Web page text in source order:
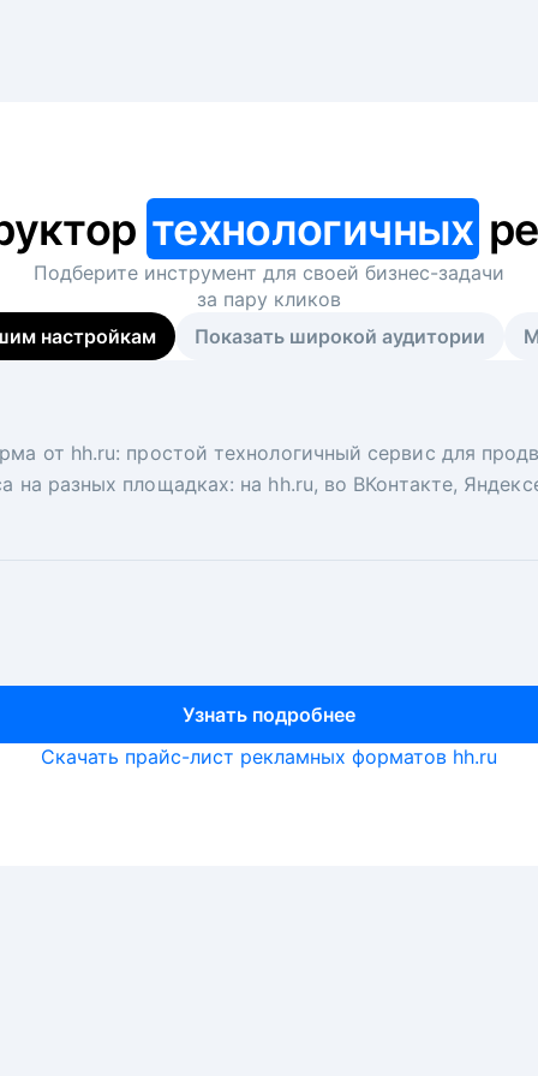
технологичных
Подберите инструмент для своей бизнес-задачи
за пару кликов
настройкам
Показать широкой аудитории
от hh.ru: простой технологичный сервис для
на разных площадках: на hh.ru, во ВКонтакте,
Узнать подробнее
вакансий на главной странице hh.ru.
ключ. Решите, сколько кандидатов и когда вам
рекрутеры и проектные менеджеры hh.ru с
Узнать подробнее
Скачать прайс-лист рекламных форматов hh.ru